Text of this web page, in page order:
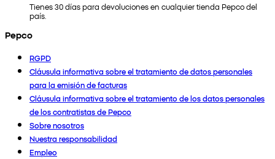
Tienes 30 días para devoluciones en cualquier tienda Pepco del
país.
Pepco
RGPD
Cláusula informativa sobre el tratamiento de datos personales
para la emisión de facturas
Cláusula informativa sobre el tratamiento de los datos personales
de los contratistas de Pepco
Sobre nosotros
Nuestra responsabilidad
Empleo